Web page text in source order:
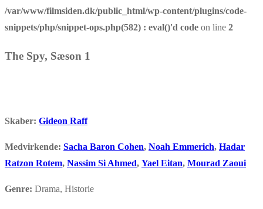
/var/www/filmsiden.dk/public_html/wp-content/plugins/code-
snippets/php/snippet-ops.php(582) : eval()'d code on line 2
The Spy​, Sæson 1
Skaber: Gideon Raff
Medvirkende: Sacha Baron Cohen, Noah Emmerich, Hadar
Ratzon Rotem, Nassim Si Ahmed, Yael Eitan, Mourad Zaoui
Genre: Drama, Historie